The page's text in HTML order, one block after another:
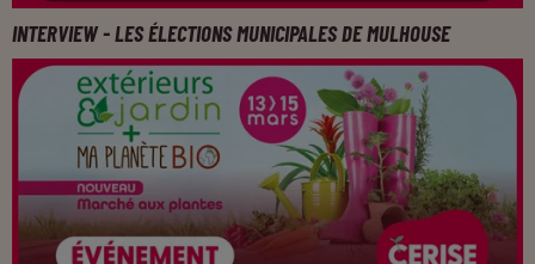
INTERVIEW - LES ÉLECTIONS MUNICIPALES DE MULHOUSE